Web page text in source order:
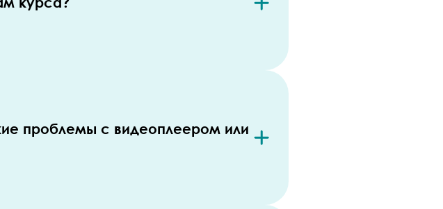
проблемы с видеоплеером или